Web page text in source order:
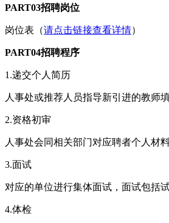
PART03招聘岗位
岗位表（请点击链接查看详情）
PART04招聘程序
1.递交个人简历
人事处或推荐人员指导新引进的教师
2.资格初审
人事处会同相关部门对应聘者个人材
3.面试
对应的单位进行集体面试，面试包括试
4.体检